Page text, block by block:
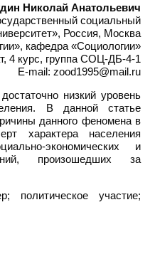
Николай Анатольевич
социальный
Россия, Москва
кафедра «Социологии»
4 курс, группа СОЦ-ДБ-4-1
E-mail: zood1995@mail.ru
низкий уровень
В данной статье
данного феномена в
характера населения
экономических и
произошедших за
политическое участие;